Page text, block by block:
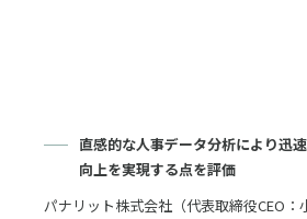
直感的な人事データ分析により迅
向上を実現する点を評価
パナリット株式会社（代表取締役CEO：